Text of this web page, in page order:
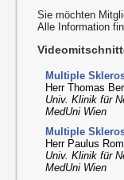
Sie möchten
Alle Information
Multiple
Herr Thomas
Univ. Klinik für
MedUni Wien
Multiple
Herr Paulus
Univ. Klinik für
MedUni Wien